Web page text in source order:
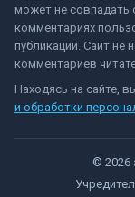
может не совпадать
комментариях
публикаций. Сайт не
комментариев
Находясь на сайте,
и обработки
© 2026